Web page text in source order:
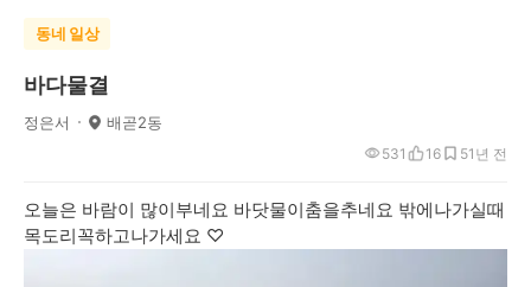
동네 일상
바다물결
정은서 배곧2동
1년 전
531 16 5
오늘은 바람이 많이부네요 바닷물이춤을추네요 밖에나가실때
목도리꼭하고나가세요 ♡